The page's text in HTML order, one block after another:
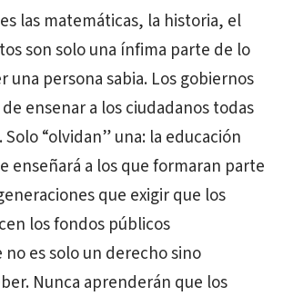
las matemáticas, la historia, el
son solo una ínfima parte de lo
una persona sabia. Los gobiernos
ensenar a los ciudadanos todas
“olvidan” una: la educación
enseñará a los que formaran parte
que exigir que los
los fondos públicos
es solo un derecho sino
Nunca aprenderán que los